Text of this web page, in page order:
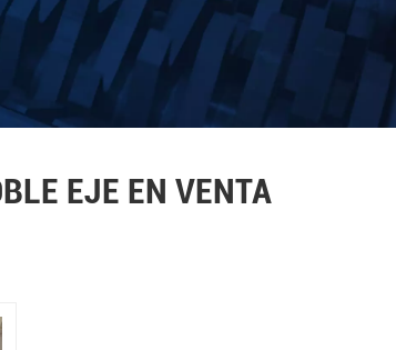
EJE EN VENTA